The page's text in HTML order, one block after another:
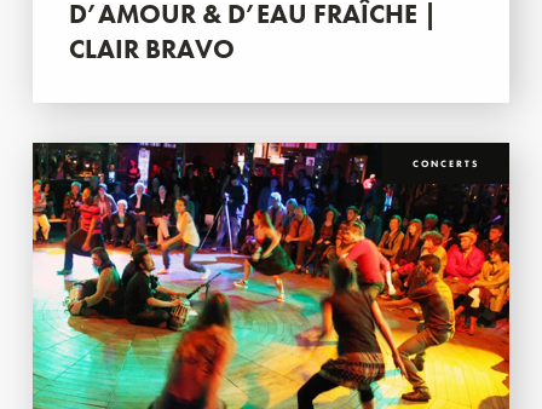
D’AMOUR & D’EAU FRAÎCHE |
CLAIR BRAVO
CONCERTS